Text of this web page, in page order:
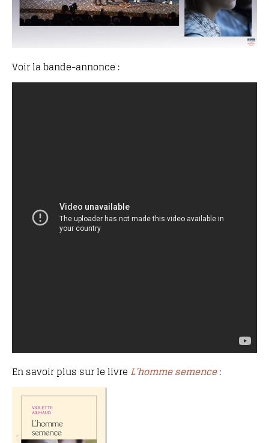
Voir la bande-annonce :
En savoir plus sur le livre L’homme semence: